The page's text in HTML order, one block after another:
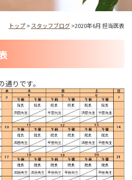
トップ> スタッフブログ>2020年6月 担当医表
りです。